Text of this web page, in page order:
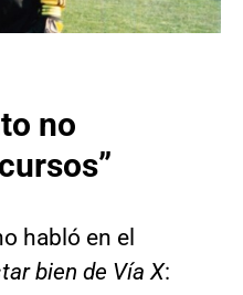
no
habló en el
bien de Vía X: